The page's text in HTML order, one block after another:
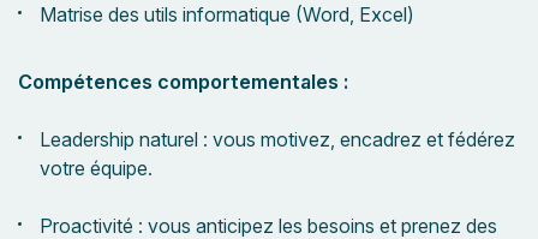
Matrise des utils informatique (Word, Excel)
Compétences comportementales :
Leadership naturel : vous motivez, encadrez et fédérez
votre équipe.
Proactivité : vous anticipez les besoins et prenez des